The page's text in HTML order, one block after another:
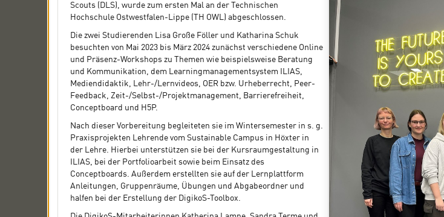
Scouts (DLS), wurde zum ersten Mal an der Technischen
Hochschule Ostwestfalen-Lippe (TH OWL) abgeschlossen.
Die zwei Studierenden Lisa Große Föller und Katharina Schuk
besuchten von Mai 2023 bis März 2024 zunächst verschiedene Online
und Präsenz-Workshops zu Themen wie beispielsweise Beratung
und Kommunikation, dem Learningmanagementsystem ILIAS,
Mediendidaktik, Lehr-/Lernvideos, OER bzw. Urheberrecht, Peer-
Feedback, Zeit-/Selbst-/Projektmanagement, Barrierefreiheit,
Conceptboard und H5P.
Nach dieser Vorbereitung begleiteten sie im Wintersemester in s. g.
Praxisprojekten Lehrende vom Sustainable Campus in Höxter in
der Lehre. Hierbei unterstützen sie bei der Kursraumgestaltung in
ILIAS, bei der Portfolioarbeit sowie beim Einsatz des
Conceptboards. Außerdem erstellten sie auf der Lernplattform
Anleitungen, Gruppenräume, Übungen und Abgabeordner und
halfen bei der Erstellung der DigikoS-Toolbox.